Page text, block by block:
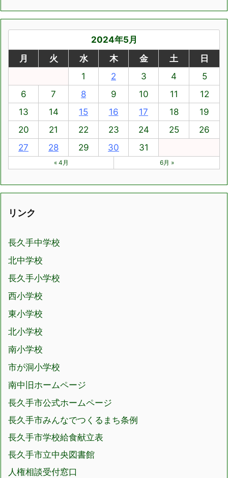
2024年5月
月
火 水 木 金 土
日
1
2 3 4
5
6
7 8 9 10 11
12
13
14 15 16 17 18
19
20
21 22 23 24 25
26
27
28 29 30 31
« 4月 6月 »
リンク
長久手中学校
北中学校
長久手小学校
西小学校
東小学校
北小学校
南小学校
市が洞小学校
南中旧ホームページ
長久手市公式ホームページ
長久手市みんなでつくるまち条例
長久手市学校給食献立表
長久手市立中央図書館
人権相談受付窓口